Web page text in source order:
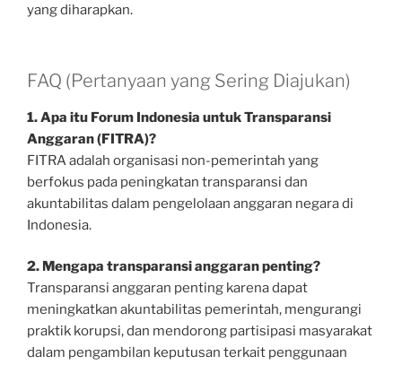
yang diharapkan.
FAQ (Pertanyaan yang Sering Diajukan)
1. Apa itu Forum Indonesia untuk Transparansi
Anggaran (FITRA)?
FITRA adalah organisasi non-pemerintah yang
berfokus pada peningkatan transparansi dan
akuntabilitas dalam pengelolaan anggaran negara di
Indonesia.
2. Mengapa transparansi anggaran penting?
Transparansi anggaran penting karena dapat
meningkatkan akuntabilitas pemerintah, mengurangi
praktik korupsi, dan mendorong partisipasi masyarakat
dalam pengambilan keputusan terkait penggunaan